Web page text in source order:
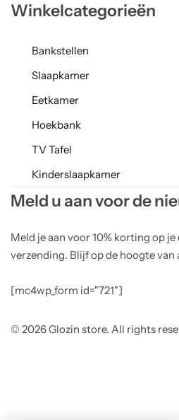
Winkelcategorieën
Bankstellen
Slaapkamer
Eetkamer
Hoekbank
TV Tafel
Kinderslaapkamer
Meld u aan voor de
Meld je aan voor 10% korting op
verzending. Blijf op de hoogte van
[mc4wp_form id="721"]
© 2026 Glozin store. All rights